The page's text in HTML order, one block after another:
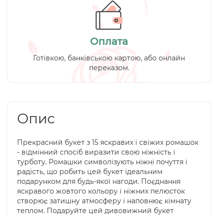
Оплата
Готівкою, банківською картою, або онлайн
переказом.
Опис
Прекрасний букет з 15 яскравих і свіжих ромашок
- відмінний спосіб виразити свою ніжність і
турботу. Ромашки символізують ніжні почуття і
радість, що робить цей букет ідеальним
подарунком для будь-якої нагоди. Поєднання
яскравого жовтого кольору і ніжних пелюсток
створює затишну атмосферу і наповнює кімнату
теплом. Подаруйте цей дивовижний букет